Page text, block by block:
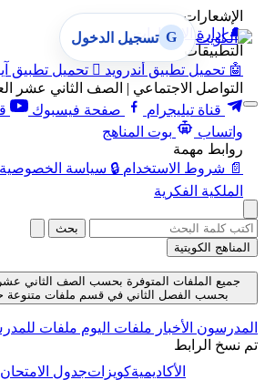
الإشعارات
🔔 إدارة الإشعارات
التطبيقات
🤖 تحميل تطبيق أندرويد  تحميل تطبيق
التواصل الاجتماعي | الصف الثاني عشر
قناة تيليجرام
صفحة فيسبوك
واتساب
بوت المناهج
روابط مهمة
📄 شروط الاستخدام 🔒 سياسة الخصوصية
الملكية الفكرية
G تسجيل الدخول
بحث
المناهج الكويتية
جميع الملفات المتوفرة بحسب الصف الثاني
بحسب الفصل الثاني في قسم ملفات متنوعة حتى تاريخ
المدرسون الأخبار ملفات اليوم ملفات
تم نسخ الرابط
الأكاديميةكويزاتجدول الامتحان